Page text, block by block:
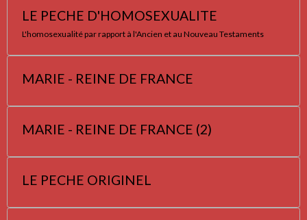
LE PECHE D'HOMOSEXUALITE
L'homosexualité par rapport à l'Ancien et au Nouveau Testaments
MARIE - REINE DE FRANCE
MARIE - REINE DE FRANCE (2)
LE PECHE ORIGINEL